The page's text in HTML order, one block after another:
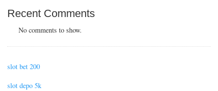
Recent Comments
No comments to show.
slot bet 200
slot depo 5k